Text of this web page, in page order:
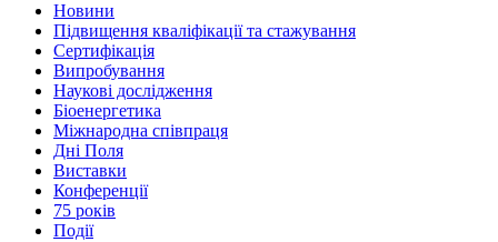
Новини
Підвищення кваліфікації та стажування
Сертифікація
Випробування
Наукові дослідження
Біоенергетика
Міжнародна співпраця
Дні Поля
Виставки
Конференції
75 років
Події